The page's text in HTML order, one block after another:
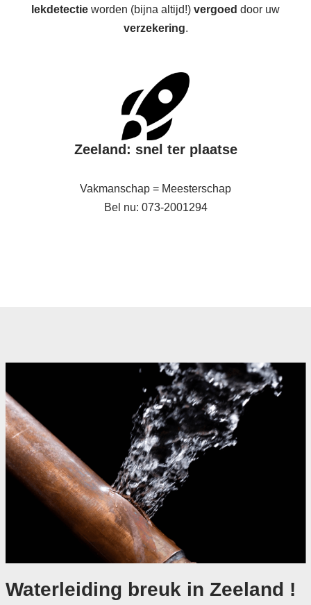
lekdetectie worden (bijna altijd!) vergoed door uw
verzekering.
Zeeland: snel ter plaatse
Vakmanschap = Meesterschap
Bel nu: 073-2001294
Waterleiding breuk in Zeeland !